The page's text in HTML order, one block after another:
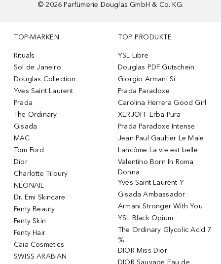
© 2026 Parfümerie Douglas GmbH & Co. KG.
TOP-MARKEN
Rituals
Sol de Janeiro
Douglas Collection
Yves Saint Laurent
Prada
The Ordinary
Gisada
MAC
Tom Ford
Dior
Charlotte Tilbury
NÉONAIL
Dr. Emi Skincare
Fenty Beauty
Fenty Skin
Fenty Hair
Caia Cosmetics
SWISS ARABIAN
TOP PRODUKTE
YSL Libre
Douglas PDF Gutschein
Giorgio Armani Si
Prada Paradoxe
Carolina Herrera Good Girl
XERJOFF Erba Pura
Prada Paradoxe Intense
Jean Paul Gaultier Le Male
Lancôme La vie est belle
Valentino Born In Roma
Donna
Yves Saint Laurent Y
Gisada Ambassador
Armani Stronger With You
YSL Black Opium
The Ordinary Glycolic Acid 7
%
DIOR Miss Dior
DIOR Sauvage Eau de